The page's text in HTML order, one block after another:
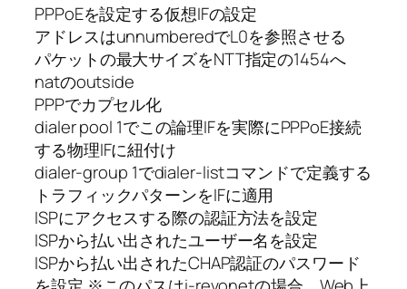
PPPoEを設定する仮想IFの設定
アドレスはunnumberedでL0を参照させる
パケットの最大サイズをNTT指定の1454へ
natのoutside
PPPでカプセル化
dialer pool 1でこの論理IFを実際にPPPoE接続
する物理IFに紐付け
dialer-group 1でdialer-listコマンドで定義する
トラフィックパターンをIFに適用
ISPにアクセスする際の認証方法を設定
ISPから払い出されたユーザー名を設定
ISPから払い出されたCHAP認証のパスワード